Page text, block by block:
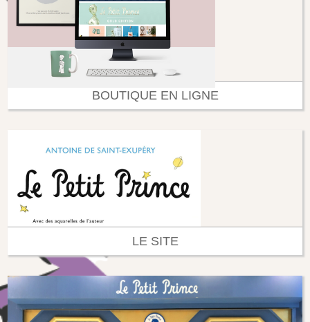
BOUTIQUE EN LIGNE
LE SITE